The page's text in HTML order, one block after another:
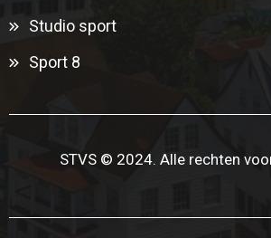
Studio sport
Sport 8
STVS © 2024. Alle rechten